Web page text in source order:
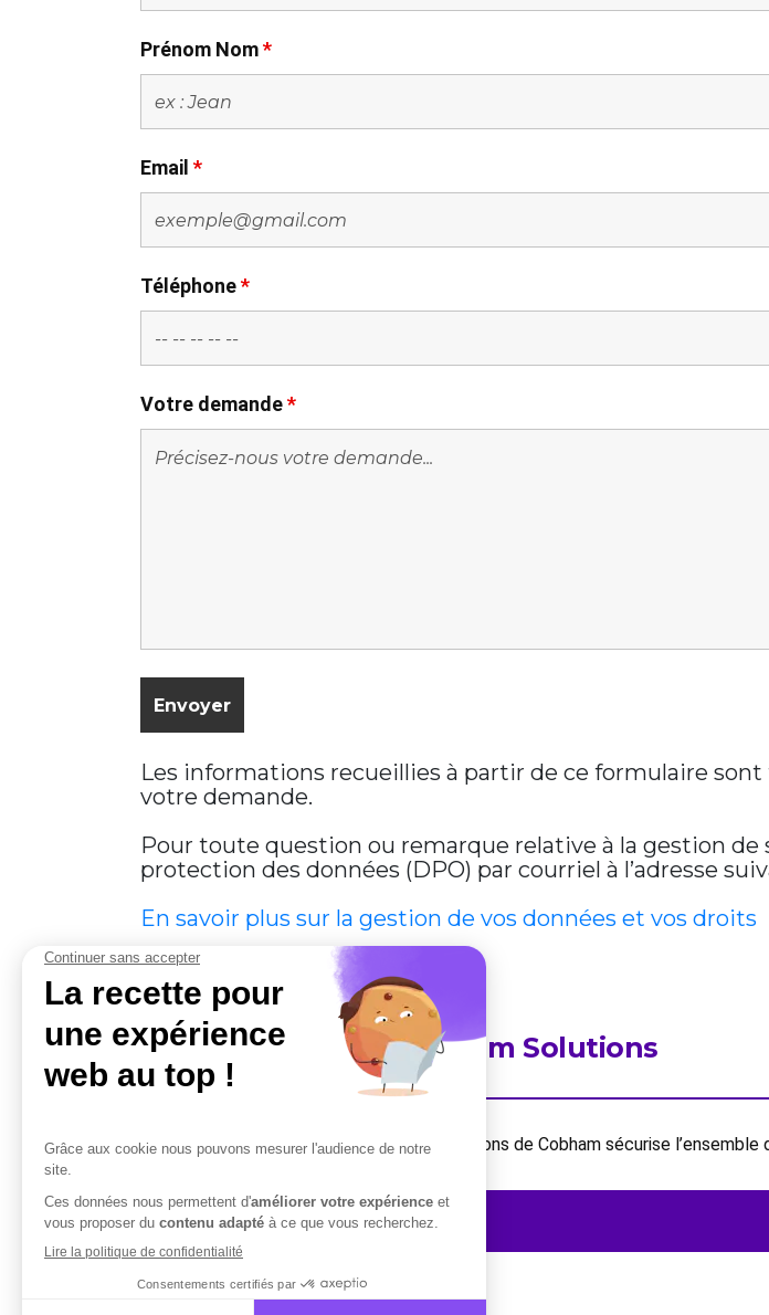
Prénom Nom*
Email *
Téléphone*
Votre demande*
Les informations recueillies à partir de ce formulaire
votre demande.
Pour toute question ou remarque relative à la gestion
protection des données (DPO) par courriel à l’adresse
En savoir plus sur la gestion de vos données et vos droits
En savoir plus sur Cobham Solutions
Destiné aux professionnels, la suite de solutions de Cobham sécurise l’ensemble
Contactez-nous